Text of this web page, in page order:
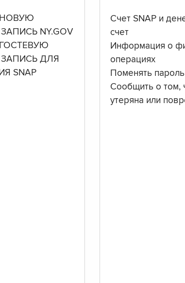
NY.GOV
ДЛЯ
SNAP
Счет SNAP и
счет
Информация о
операциях
Поменять пароль
Сообщить о том,
утеряна или